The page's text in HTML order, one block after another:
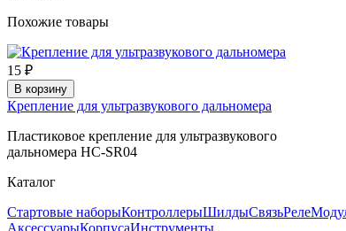
Похожие товары
15 ₽
В корзину
Крепление для ультразвукового дальномера
Пластиковое крепление для ультразвукового
дальномера HC-SR04
Каталог
Стартовые наборыКонтроллерыШилдыСвязьРеле
АксессуарыКорпусаИнструменты